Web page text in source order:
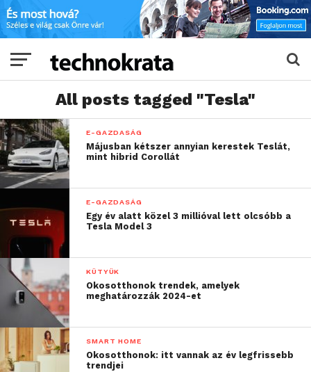
All posts tagged "Tesla"
E-GAZDASÁG
Májusban kétszer annyian kerestek Teslát,
mint hibrid Corollát
E-GAZDASÁG
Egy év alatt közel 3 millióval lett olcsóbb a
Tesla Model 3
KÜTYÜK
Okosotthonok trendek, amelyek
meghatározzák 2024-et
SMART HOME
Okosotthonok: itt vannak az év legfrissebb
trendjei